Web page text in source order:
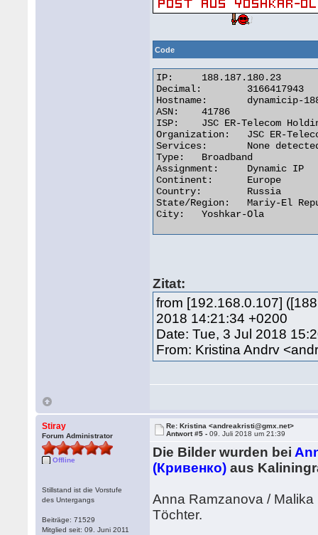
Code
IP:	188.187.180.23
Decimal:	3166417943
Hostname:	dynamicip-188-187-180-23.pppoe.yola.ertelecom.ru
ASN:	41786
ISP:	JSC ER-Telecom Holding
Organization:	JSC ER-Telecom Holding Yoshkar-Ola Branch
Services:	None detected
Type:	Broadband
Assignment:	Dynamic IP
Continent:	Europe
Country:	Russia
State/Region:	Mariy-El Republic
City:	Yoshkar-Ola
Zitat:
from [192.168.0.107]
2018 14:21:34 +0200
Date: Tue, 3 Jul 2018
From: Kristina Andrv
Stiray
Forum Administrator
Offline
Stillstand ist die Vorstufe
des Untergangs
Beiträge: 71529
Mitglied seit: 09. Juni 2011
Re: Kristina <andreakristi@gmx.net>
Antwort #5 -09. Juli 2018 um 21:39
Die Bilder wurden bei
(Кривенко) aus
Anna Ramzanova /
Töchter.